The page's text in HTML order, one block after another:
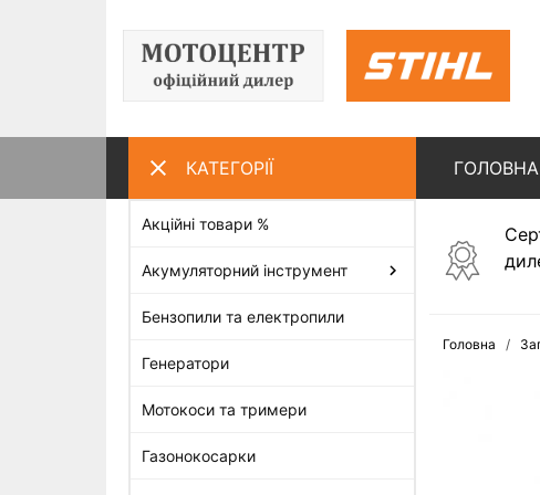
КАТЕГОРІЇ
Акційні товари %
Акумуляторний інструмент
Бензопили та електропили
Генератори
Мотокоси та тримери
Газонокосарки
ГОЛОВНА
Головна